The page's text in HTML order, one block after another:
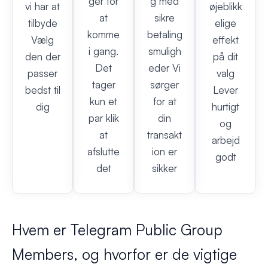
vi har at
tilbyde
Vælg
den der
passer
bedst til
dig
at
komme
i gang.
Det
tager
kun et
par klik
at
afslutte
det
sikre
betaling
smuligh
eder Vi
sørger
for at
din
transakt
ion er
sikker
øjeblikk
elige
effekt
på dit
valg
Lever
hurtigt
og
arbejd
godt
Hvem er Telegram Public Group
Members, og hvorfor er de vigtige